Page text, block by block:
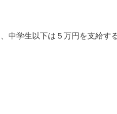
中学生以下は５万円を支給す